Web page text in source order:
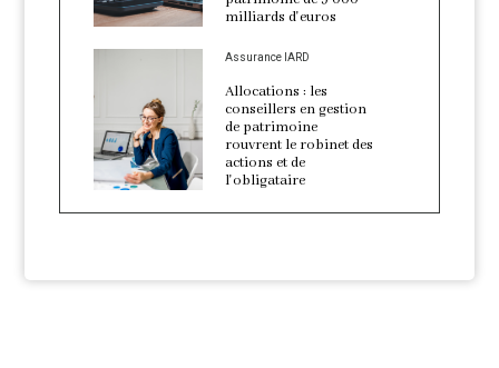
milliards d'euros
Assurance IARD
Allocations : les
conseillers en gestion
de patrimoine
rouvrent le robinet des
actions et de
l'obligataire